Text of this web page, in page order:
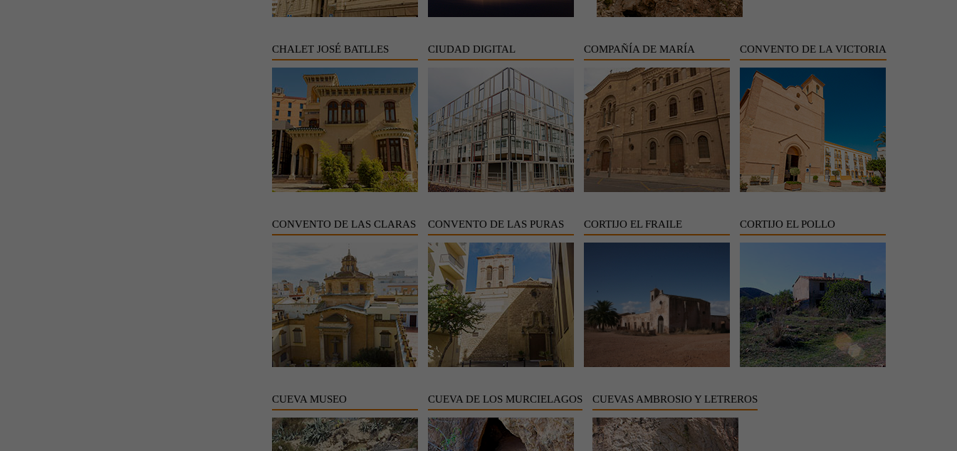
CHALET JOSÉ BATLLES CIUDAD DIGITAL COMPAÑÍA DE MARÍA CONVENTO DE LA VICTORIA
CONVENTO DE LAS CLARAS CONVENTO DE LAS PURAS CORTIJO EL FRAILE CORTIJO EL POLLO
CUEVA MUSEO CUEVA DE LOS MURCIELAGOS CUEVAS AMBROSIO Y LETREROS